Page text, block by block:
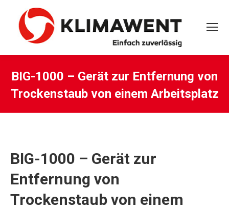
BIG-1000 – Gerät zur Entfernung von
Trockenstaub von einem Arbeitsplatz
BIG-1000 – Gerät zur
Entfernung von
Trockenstaub von einem